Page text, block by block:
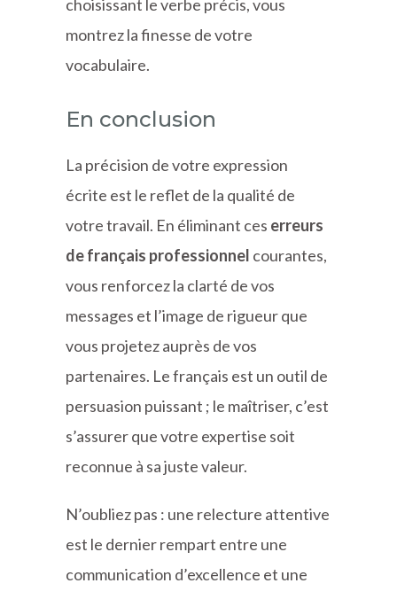
choisissant le verbe précis, vous
montrez la finesse de votre
vocabulaire.
En conclusion
La précision de votre expression
écrite est le reflet de la qualité de
votre travail. En éliminant ces erreurs
de français professionnel courantes,
vous renforcez la clarté de vos
messages et l’image de rigueur que
vous projetez auprès de vos
partenaires. Le français est un outil de
persuasion puissant ; le maîtriser, c’est
s’assurer que votre expertise soit
reconnue à sa juste valeur.
N’oubliez pas : une relecture attentive
est le dernier rempart entre une
communication d’excellence et une